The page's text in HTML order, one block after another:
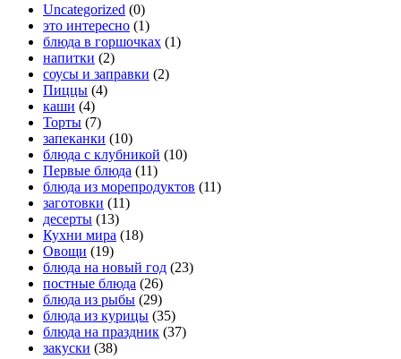
Uncategorized (0)
это интересно (1)
блюда в горшочках (1)
напитки (2)
соусы и заправки (2)
Пиццы (4)
каши (4)
Торты (7)
запеканки (10)
блюда с клубникой (10)
Первые блюда (11)
блюда из морепродуктов (11)
заготовки (11)
десерты (13)
Кухни мира (18)
Овощи (19)
блюда на новый год (23)
постные блюда (26)
блюда из рыбы (29)
блюда из курицы (35)
блюда на праздник (37)
закуски (38)